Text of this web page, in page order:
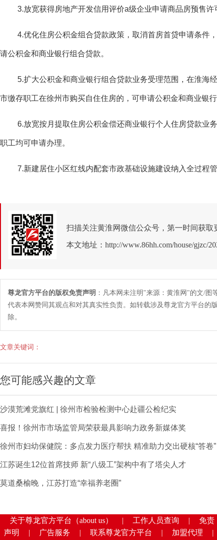
3.放宽获得房地产开发信用评价a级企业申请商品房预售许
4.优化住房公积金组合贷款政策，取消首房首贷申请条件
请公积金和商业银行组合贷款。
5.扩大公积金和商业银行组合贷款业务受理范围，在淮海
市缴存职工在徐州市购买自住住房的，可申请公积金和商业银
6.放宽按月提取住房公积金偿还商业银行个人住房贷款业
职工均可申请办理。
7.新建居住小区红线内配套市政基础设施建设纳入全过程
扫描关注黄淮网微信公众号，第一时间获取
本文地址： http://www.86hh.com/house/gjzc/
尊龙官方平台的版权免责声明 ：凡本网未注明"来源：黄淮网"的文/
代表本网赞同其观点和对其真实性负责。如转载涉及尊龙官方平台的
除。
文章关键词：
您可能感兴趣的文章
沙漠荒滩党旗红 | 徐州市检验检测中心赴疆公检纪实
喜报！徐州市市场监管局荣获最具影响力政务新媒体奖
徐州市妇幼保健院：多点发力医疗帮扶 精准助力交出硬核“答卷”
江苏诞生12位首席技师 新“八级工”架构中有了塔尖人才
莫道桑榆晚，江苏打造“幸福养老圈”
关于尊龙官方平台（about us） | 工作人员查询 |
免责
声明
| 广告服务 | 联系尊龙官方平台 | 加盟代理 |